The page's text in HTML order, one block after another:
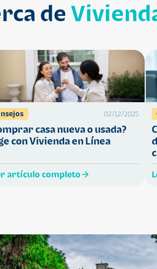
de
02/12/2025
casa nueva o usada?
con Vivienda en Línea
artículo completo